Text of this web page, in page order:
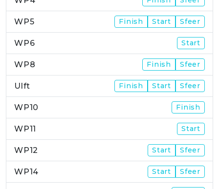
WP5 Finish Start Sfeer
WP6 Start
WP8 Finish Sfeer
Ulft Finish Start Sfeer
WP10 Finish
WP11 Start
WP12 Start Sfeer
WP14 Start Sfeer